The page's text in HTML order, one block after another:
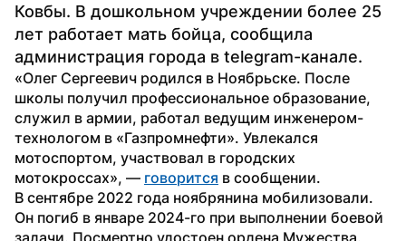
Ковбы. В дошкольном учреждении более 25
лет работает мать бойца, сообщила
администрация города в telegram-канале.
«Олег Сергеевич родился в Ноябрьске. После
школы получил профессиональное образование,
служил в армии, работал ведущим инженером-
технологом в «Газпромнефти». Увлекался
мотоспортом, участвовал в городских
мотокроссах», — говорится в сообщении.
В сентябре 2022 года ноябрянина мобилизовали.
Он погиб в январе 2024-го при выполнении боевой
задачи. Посмертно удостоен ордена Мужества.